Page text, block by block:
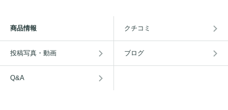
商品情報 クチコミ
投稿写真・動画 ブログ
Q&A